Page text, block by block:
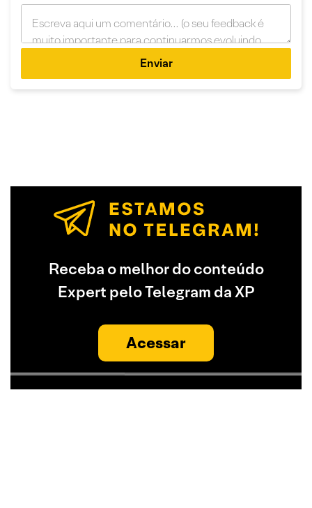
Enviar
Receba o melhor do conteúdo
Expert pelo Telegram da XP
Acessar